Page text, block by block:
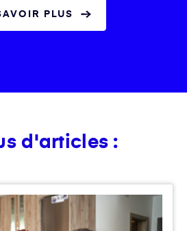
PLUS
d'articles :